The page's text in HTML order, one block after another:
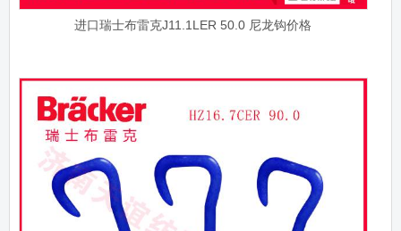
进口瑞士布雷克J11.1LER 50.0 尼龙钩价格